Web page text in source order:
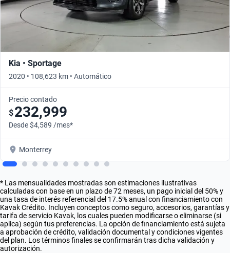
Kia • Sportage
2020 • 108,623 km • Automático
Precio contado
$232,999
Desde $4,589 /mes*
Monterrey
* Las mensualidades mostradas son estimaciones ilustrativas
calculadas con base en un plazo de 72 meses, un pago inicial del 50% y
una tasa de interés referencial del 17.5% anual con financiamiento con
Kavak Crédito. Incluyen conceptos como seguro, accesorios, garantías y
tarifa de servicio Kavak, los cuales pueden modificarse o eliminarse (si
aplica) según tus preferencias. La opción de financiamiento está sujeta
a aprobación de crédito, validación documental y condiciones vigentes
del plan. Los términos finales se confirmarán tras dicha validación y
autorización.